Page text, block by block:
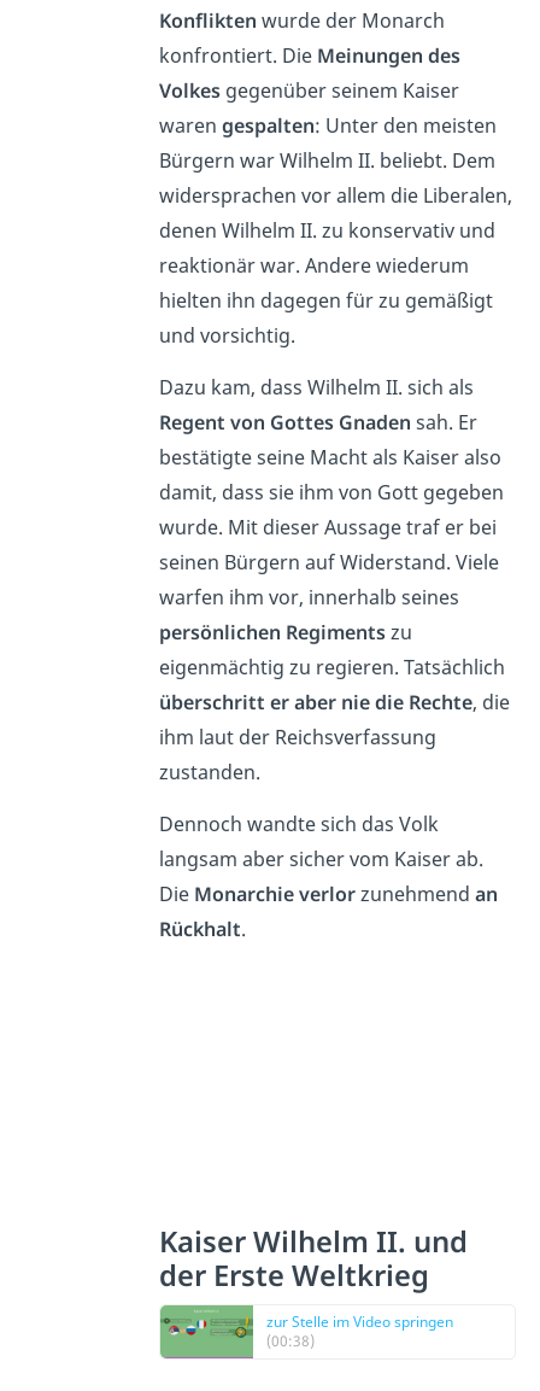
Konflikten wurde der Monarch
konfrontiert. Die Meinungen des
Volkes gegenüber seinem Kaiser
warengespalten: Unter den meisten
Bürgern war Wilhelm II. beliebt. Dem
widersprachen vor allem die Liberalen,
denen Wilhelm II. zu konservativ und
reaktionär war. Andere wiederum
hielten ihn dagegen für zu gemäßigt
und vorsichtig.
Dazu kam, dass Wilhelm II. sich als
Regent von Gottes Gnaden sah. Er
bestätigte seine Macht als Kaiser also
damit, dass sie ihm von Gott gegeben
wurde. Mit dieser Aussage traf er bei
seinen Bürgern auf Widerstand. Viele
warfen ihm vor, innerhalb seines
persönlichen Regimentszu
eigenmächtig zu regieren. Tatsächlich
überschritt er aber nie die Rechte, die
ihm laut der Reichsverfassung
zustanden.
Dennoch wandte sich das Volk
langsam aber sicher vom Kaiser ab.
Die Monarchie verlorzunehmend an
Rückhalt.
Kaiser Wilhelm II. und
der Erste Weltkrieg
zur Stelle im Video springen
(00:38)